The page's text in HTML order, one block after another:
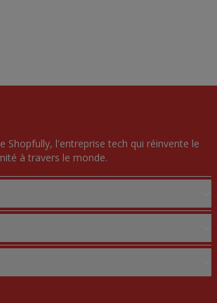
Shopfully, l'entreprise tech qui réinvente le
à travers le monde.
la carte